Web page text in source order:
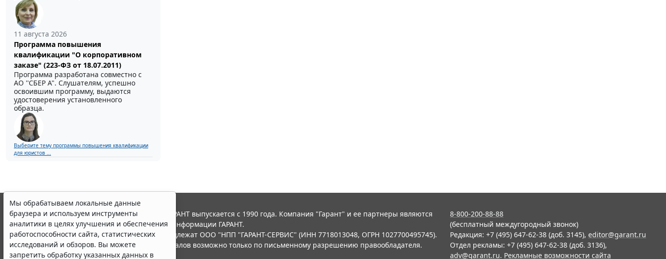
11 августа 2026
Программа повышения
квалификации "О корпоративном
заказе" (223-ФЗ от 18.07.2011)
Программа разработана совместно с
АО ''СБЕР А". Слушателям, успешно
освоившим программу, выдаются
удостоверения установленного
образца.
Выберите тему программы повышения квалификации
для юристов ...
Мы обрабатываем локальные данные
браузера и используем инструменты
аналитики в целях улучшения и обеспечения
работоспособности сайта, статистических
исследований и обзоров. Вы можете
запретить обработку указанных данных в
© ООО "НПП "ГАРАНТ-СЕРВИС", 2026. Система ГАРАНТ выпускается с 1990 года. Компания "Гарант" и ее партнеры являются
участниками Российской ассоциации правовой информации ГАРАНТ.
Все права на материалы сайта ГАРАНТ.РУ принадлежат ООО "НПП "ГАРАНТ-СЕРВИС" (ИНН 7718013048, ОГРН 1027700495745).
Полное или частичное воспроизведение материалов возможно только по письменному разрешению правообладателя.
Правила использования портала.
8-800-200-88-88
(бесплатный междугородный звонок)
Редакция: +7 (495) 647-62-38 (доб. 3145), editor@garant.ru
Отдел рекламы: +7 (495) 647-62-38 (доб. 3136),
adv@garant.ru. Рекламные возможности сайта